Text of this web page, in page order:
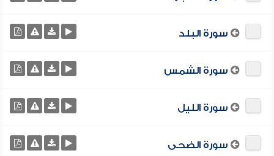
سورة البلد
سورة الشمس
سورة الليل
سورة الضحى